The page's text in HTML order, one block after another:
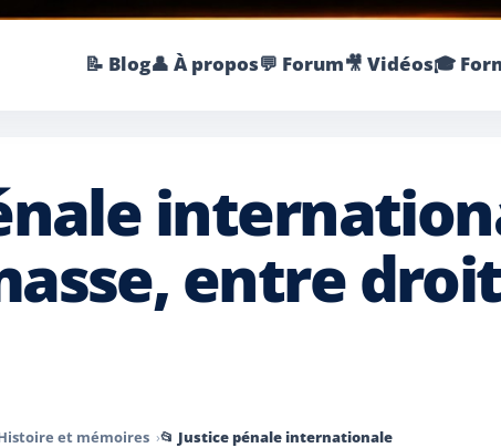
📝 Blog👤 À propos💬 Forum🎥 Vidéos🎓
entre
et mémoires 📂 Justice pénale internationale